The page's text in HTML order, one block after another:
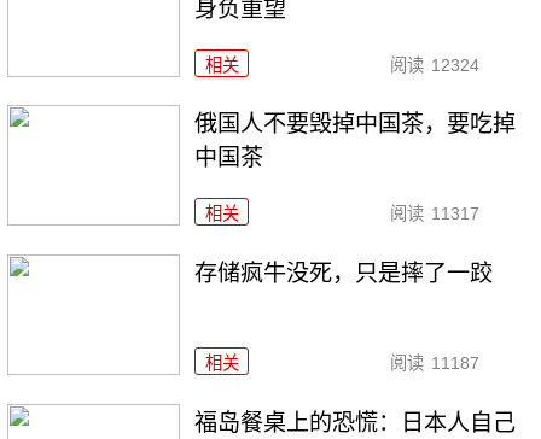
身负重望
相关 阅读 12324
俄国人不要毁掉中国茶，要吃掉
中国茶
相关 阅读 11317
存储疯牛没死，只是摔了一跤
相关 阅读 11187
福岛餐桌上的恐慌：日本人自己